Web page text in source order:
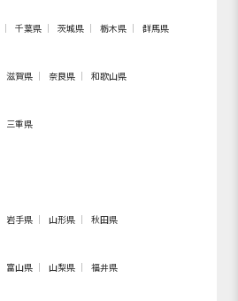
千葉県 茨城県 栃木県 群馬県
滋賀県 奈良県 和歌山県
三重県
岩手県 山形県 秋田県
富山県 山梨県 福井県